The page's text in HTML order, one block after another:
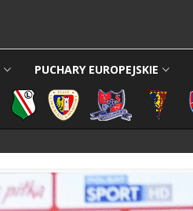
PUCHARY EUROPEJSKIE